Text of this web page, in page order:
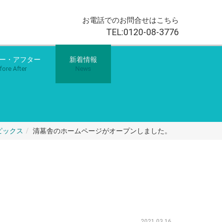
お電話でのお問合せはこちら
TEL:0120-08-3776
・アフター
After
新着情報
News
ックス 清墓舎のホームページがオープンしました。